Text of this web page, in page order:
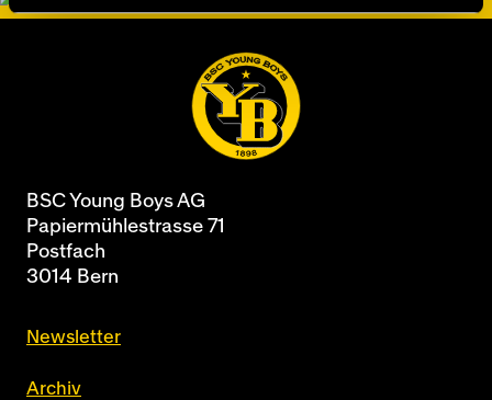
BSC Young Boys AG
Papiermühlestrasse 71
Postfach
3014 Bern
Newsletter
Archiv